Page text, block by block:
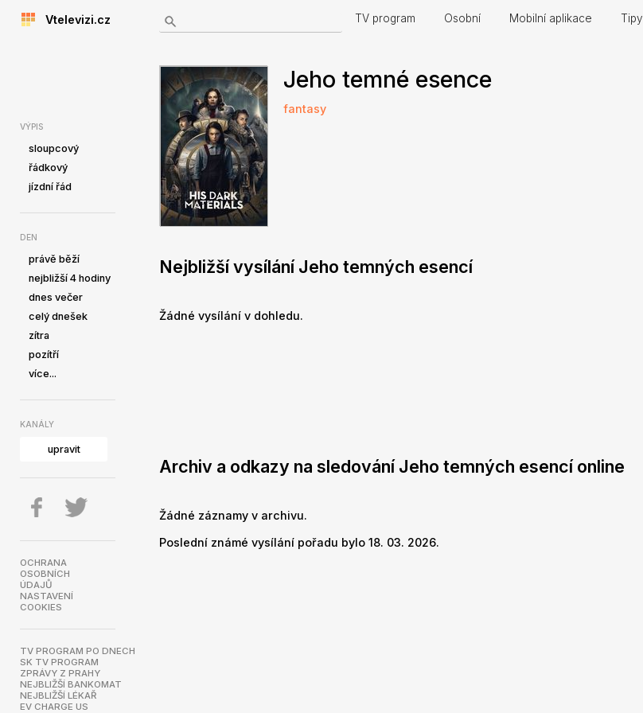
Vtelevizi.cz TV program Osobní Mobilní aplikace Tipy
VÝPIS
sloupcový
řádkový
jízdní řád
DEN
právě běží
nejbližší 4 hodiny
dnes večer
celý dnešek
zítra
pozítří
více...
KANÁLY
upravit
OCHRANA
OSOBNÍCH
ÚDAJŮ
NASTAVENÍ
COOKIES
TV PROGRAM PO DNECH
SK TV PROGRAM
ZPRÁVY Z PRAHY
NEJBLIŽŠÍ BANKOMAT
NEJBLIŽŠÍ LÉKAŘ
EV CHARGE US
Jeho temné esence
fantasy
Nejbližší vysílání Jeho temných esencí
Žádné vysílání v dohledu.
Archiv a odkazy na sledování Jeho temných esencí online
Žádné záznamy v archivu.
Poslední známé vysílání pořadu bylo 18. 03. 2026.